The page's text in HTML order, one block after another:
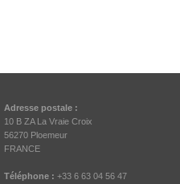
Adresse postale :
10 B ZA La Vraie Croix
56270 Ploemeur
FRANCE
Téléphone : +33 6 63 04 56 47